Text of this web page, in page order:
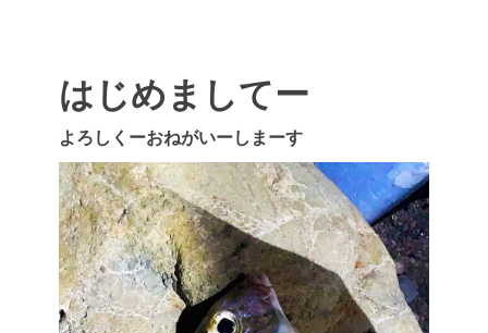
はじめましてー
よろしくーおねがいーしまーす